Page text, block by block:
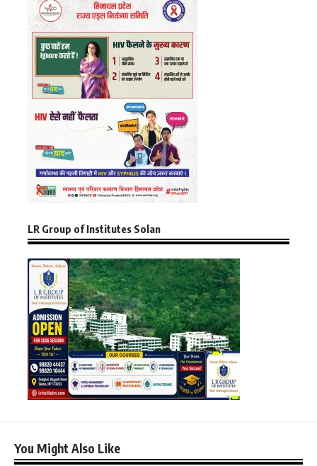
LR Group of Institutes Solan
You Might Also Like